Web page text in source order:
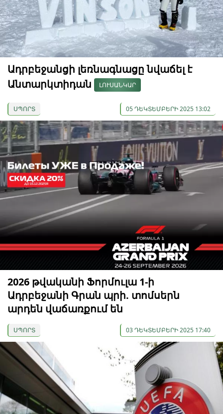
Ադրբեջանցի լեռնագնացը նվաճել է
Անտարկտիդան
ԼՈՒՍԱՆԿԱՐ
ՍՊՈՐՏ 05 ԴԵԿՏԵՄԲԵՐԻ 2025 13:02
2026 թվականի Ֆորմուլա 1-ի
Ադրբեջանի Գրան պրի. տոմսերն
արդեն վաճառքում են
ՍՊՈՐՏ 03 ԴԵԿՏԵՄԲԵՐԻ 2025 17:40